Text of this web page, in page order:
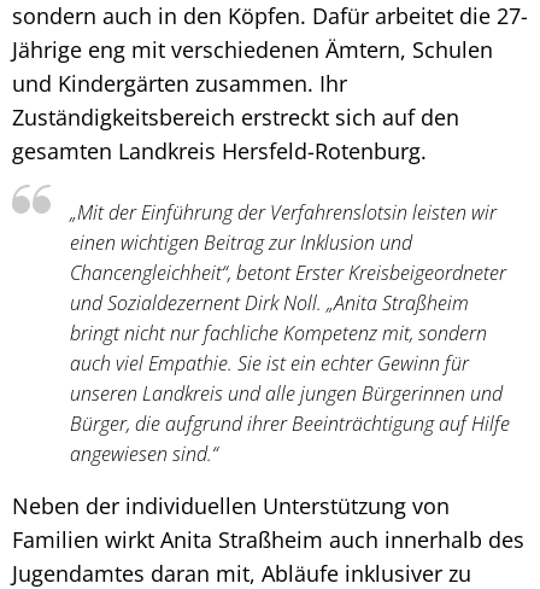
sondern auch in den Köpfen. Dafür arbeitet die 27-
Jährige eng mit verschiedenen Ämtern, Schulen
und Kindergärten zusammen. Ihr
Zuständigkeitsbereich erstreckt sich auf den
gesamten Landkreis Hersfeld-Rotenburg.
„Mit der Einführung der Verfahrenslotsin leisten wir
einen wichtigen Beitrag zur Inklusion und
Chancengleichheit“, betont Erster Kreisbeigeordneter
und Sozialdezernent Dirk Noll. „Anita Straßheim
bringt nicht nur fachliche Kompetenz mit, sondern
auch viel Empathie. Sie ist ein echter Gewinn für
unseren Landkreis und alle jungen Bürgerinnen und
Bürger, die aufgrund ihrer Beeinträchtigung auf Hilfe
angewiesen sind.“
Neben der individuellen Unterstützung von
Familien wirkt Anita Straßheim auch innerhalb des
Jugendamtes daran mit, Abläufe inklusiver zu